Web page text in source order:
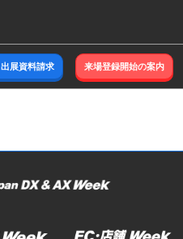
出展資料請求 来場登録開始の案内